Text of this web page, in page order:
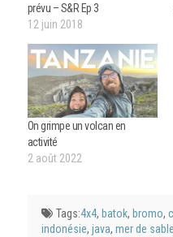
prévu – S&R Ep 3
12 juin 2018
On grimpe un volcan en
activité
2 août 2022
Tags:4x4, batok, bromo,
indonésie,java,mer de